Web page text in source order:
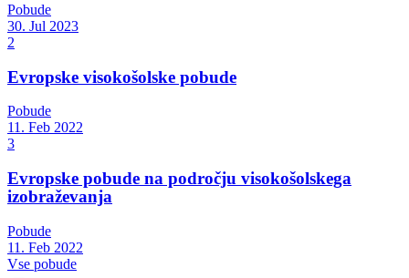
Pobude
30. Jul 2023
2
Evropske visokošolske pobude
Pobude
11. Feb 2022
3
Evropske pobude na področju visokošolskega
izobraževanja
Pobude
11. Feb 2022
Vse pobude